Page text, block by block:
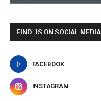
FIND US ON SOCIAL MEDIA
FACEBOOK
INSTAGRAM